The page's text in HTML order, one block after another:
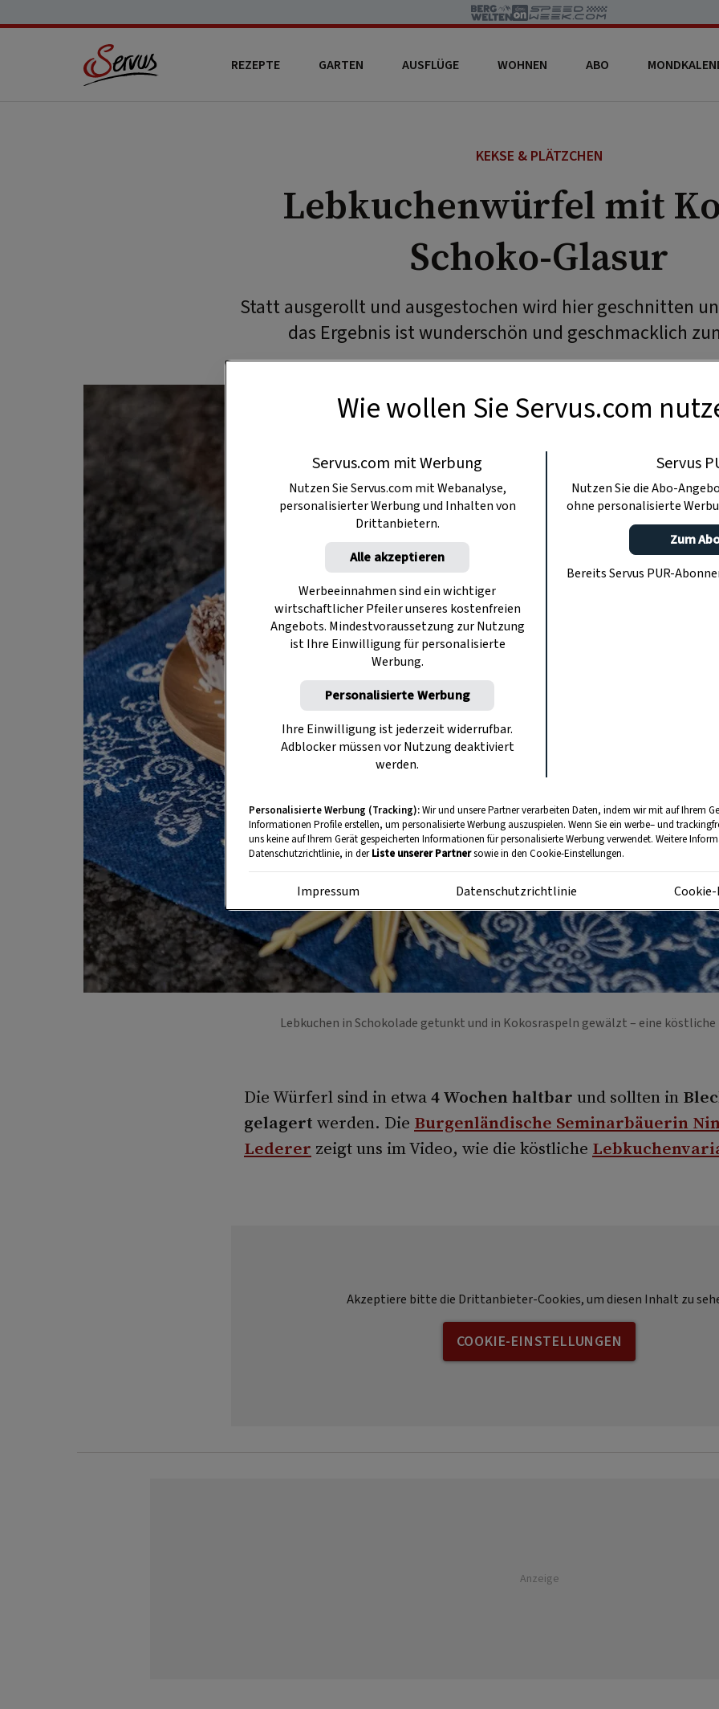
REZEPTE GARTEN AUSFLÜGE WOHNEN ABO
KEKSE & PLÄTZCHEN
Lebkuchenwürfel mit
Schoko-Glasur
Statt ausgerollt und ausgestochen wird hier geschnitten
das Ergebnis ist wunderschön und geschmacklich
Lebkuchen in Schokolade getunkt und in Kokosraspeln gewälzt – eine
Die Würferl sind in etwa4 Wochen haltbar und sollten in
gelagert werden. Die Burgenländische Seminarbäuerin
Lederer zeigt uns im Video, wie die köstliche
Akzeptiere bitte die Drittanbieter-Cookies, um diesen Inhalt zu
COOKIE-EINSTELLUNGEN
Anzeige
Wie wollen Sie Servus.com
Servus.com mit Werbung
Nutzen Sie Servus.com mit Webanalyse,
personalisierter Werbung und Inhalten von
Drittanbietern.
Alle akzeptieren
Werbeeinnahmen sind ein wichtiger
wirtschaftlicher Pfeiler unseres kostenfreien
Angebots. Mindestvoraussetzung zur Nutzung
ist Ihre Einwilligung für personalisierte
Werbung.
Personalisierte Werbung
Ihre Einwilligung ist jederzeit widerrufbar.
Adblocker müssen vor Nutzung deaktiviert
werden.
Servus
Nutzen Sie die Abo-
ohne personalisierte
Zum
Bereits Servus PUR-
Personalisierte Werbung (Tracking):Wir und unsere Partner verarbeiten Daten, indem wir mit auf Ihrem
Informationen Profile erstellen, um personalisierte Werbung auszuspielen. Wenn Sie ein werbe– und
uns keine auf Ihrem Gerät gespeicherten Informationen für personalisierte Werbung verwendet. Weitere
Datenschutzrichtlinie, in derListe unserer Partnersowie in den Cookie-Einstellungen.
Impressum Datenschutzrichtlinie